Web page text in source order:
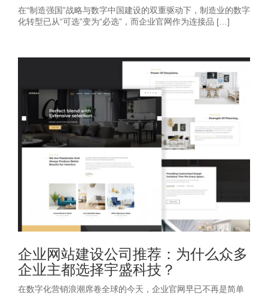
在“制造强国”战略与数字中国建设的双重驱动下，制造业的数字
化转型已从“可选”变为“必选”，而企业官网作为连接品 […]
企业网站建设公司推荐：为什么众多
企业主都选择宇盛科技？
在数字化营销浪潮席卷全球的今天，企业官网早已不再是简单